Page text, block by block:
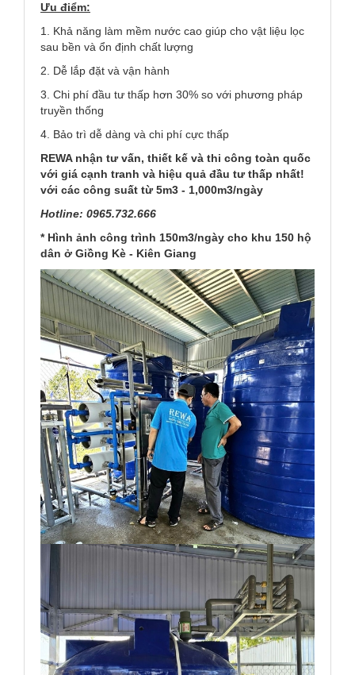
Ưu điểm:
1. Khả năng làm mềm nước cao giúp cho vật liệu lọc
sau bền và ổn định chất lượng
2. Dễ lắp đặt và vận hành
3. Chi phí đầu tư thấp hơn 30% so với phương pháp
truyền thống
4. Bảo trì dễ dàng và chi phí cực thấp
REWA nhận tư vấn, thiết kế và thi công toàn quốc
với giá cạnh tranh và hiệu quả đầu tư thấp nhất!
với các công suất từ 5m3 - 1,000m3/ngày
Hotline: 0965.732.666
* Hình ảnh công trình 150m3/ngày cho khu 150 hộ
dân ở Giồng Kè - Kiên Giang